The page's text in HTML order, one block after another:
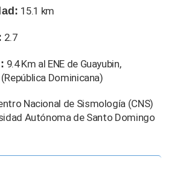
15.1 km
2.7
9.4 Km al ENE de Guayubin,
Dominicana)
Nacional de Sismología (CNS)
Autónoma de Santo Domingo